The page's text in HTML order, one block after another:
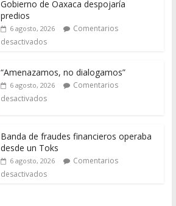
Gobierno de Oaxaca despojaría
predios
6 agosto, 2026
Comentarios
desactivados
“Amenazamos, no dialogamos”
6 agosto, 2026
Comentarios
desactivados
Banda de fraudes financieros operaba
desde un Toks
6 agosto, 2026
Comentarios
desactivados